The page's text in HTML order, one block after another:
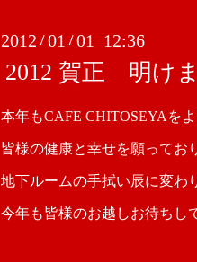
2012 /01 /01 12:36
2012 賀正 明け
本年もCAFE CHITOSEYAを
皆様の健康と幸せを願ってお
地下ルームの手拭い辰に変わ
今年も皆様のお越しお待ちし